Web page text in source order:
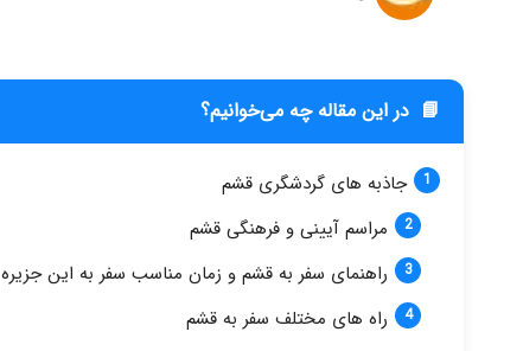
📘 در این مقاله چه می‌خوانیم؟
جاذبه های گردشگری قشم
مراسم آیینی و فرهنگی قشم
راهنمای سفر به قشم و زمان مناسب سفر به این جزیره
راه های مختلف سفر به قشم